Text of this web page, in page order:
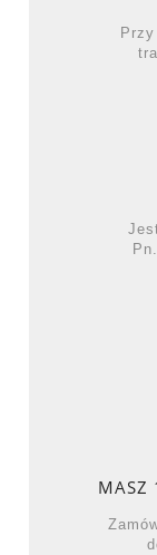
MASZ